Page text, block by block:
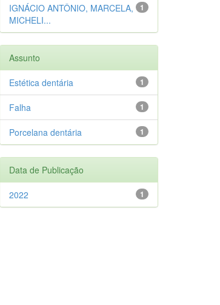
1
IGNÁCIO ANTÔNIO, MARCELA,
MICHELI...
Assunto
1
Estética dentária
1
Falha
1
Porcelana dentária
Data de Publicação
1
2022